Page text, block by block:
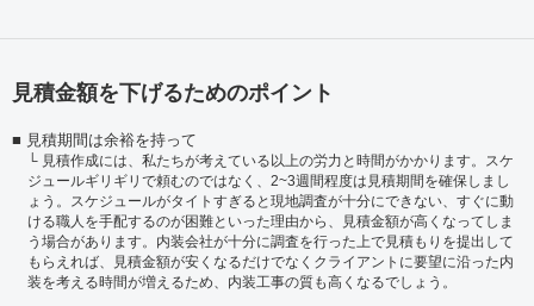
見積金額を下げるためのポイント
見積期間は余裕を持って
見積作成には、私たちが考えている以上の労力と時間がかかります。スケ
ジュールギリギリで頼むのではなく、2~3週間程度は見積期間を確保しまし
ょう。スケジュールがタイトすぎると現地調査が十分にできない、すぐに動
ける職人を手配するのが困難といった理由から、見積金額が高くなってしま
う場合があります。内装会社が十分に調査を行った上で見積もりを提出して
もらえれば、見積金額が安くなるだけでなくクライアントに要望に沿った内
装を考える時間が増えるため、内装工事の質も高くなるでしょう。